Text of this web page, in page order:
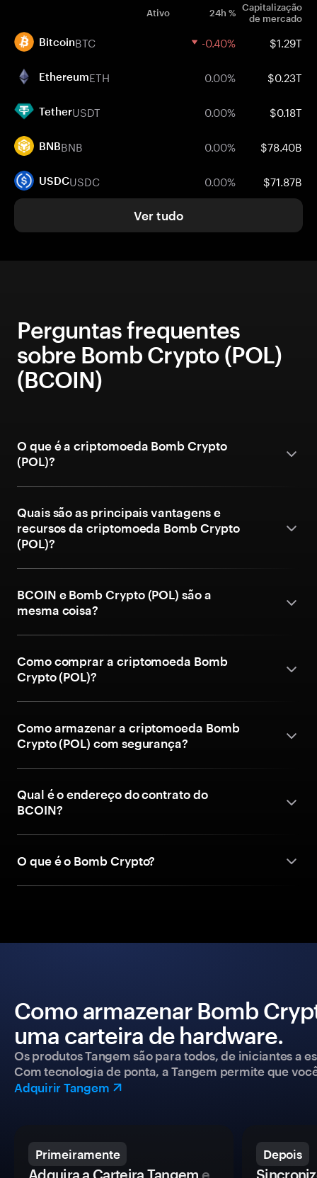
Ativo 24h % Capitalização
de mercado
BitcoinBTC -0.40% $1.29T
EthereumETH 0.00% $0.23T
TetherUSDT 0.00% $0.18T
BNBBNB 0.00% $78.40B
USDCUSDC 0.00% $71.87B
Ver tudo
Perguntas frequentes
sobre Bomb Crypto (POL)
(BCOIN)
O que é a criptomoeda Bomb Crypto
(POL)?
Quais são as principais vantagens e
recursos da criptomoeda Bomb Crypto
(POL)?
BCOIN e Bomb Crypto (POL) são a
mesma coisa?
Como comprar a criptomoeda Bomb
Crypto (POL)?
Como armazenar a criptomoeda Bomb
Crypto (POL) com segurança?
Qual é o endereço do contrato do
BCOIN?
O que é o Bomb Crypto?
Como armazenar Bomb
uma carteira de hardware.
Os produtos Tangem são para todos, de iniciantes a
Com tecnologia de ponta, a Tangem permite que
Adquirir Tangem
Primeiramente
Adquira a Carteira Tangem e
Depois